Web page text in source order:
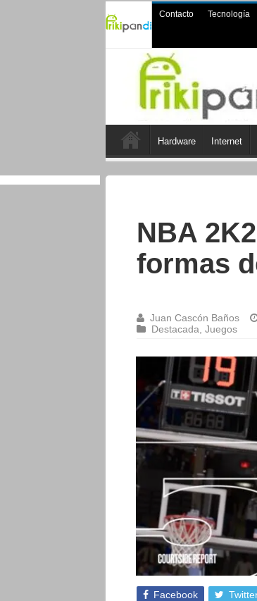
Contacto Tecnología
Hardware Internet
NBA
formas
Juan Cascón Baños
Destacada Juegos
Facebook